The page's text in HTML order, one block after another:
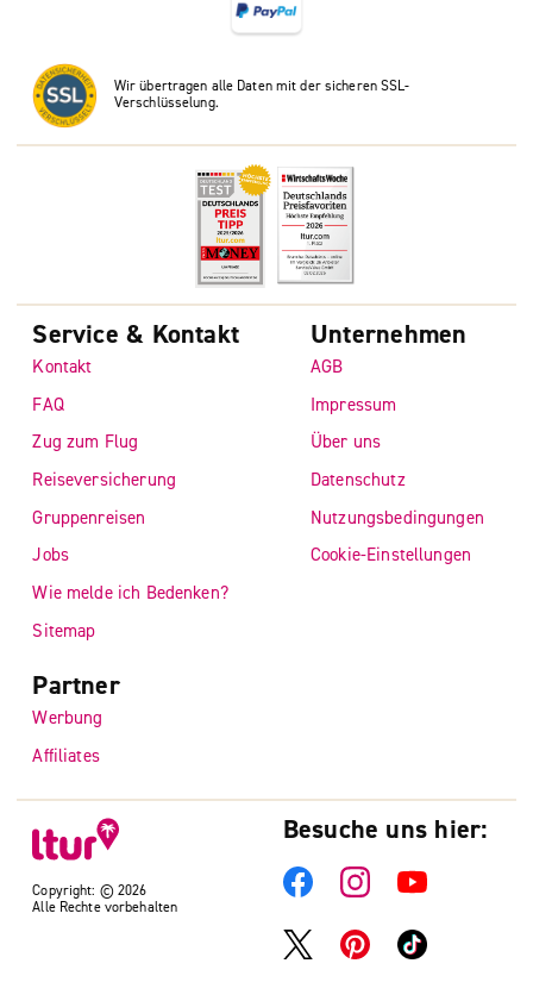
Wir übertragen alle Daten mit der sicheren SSL-
Verschlüsselung.
Copyright: © 2026
Alle Rechte vorbehalten
Service & Kontakt
Kontakt
FAQ
Zug zum Flug
Reiseversicherung
Gruppenreisen
Jobs
Wie melde ich Bedenken?
Sitemap
Unternehmen
AGB
Impressum
Über uns
Datenschutz
Nutzungsbedingungen
Cookie-Einstellungen
Partner
Werbung
Affiliates
Besuche uns hier: